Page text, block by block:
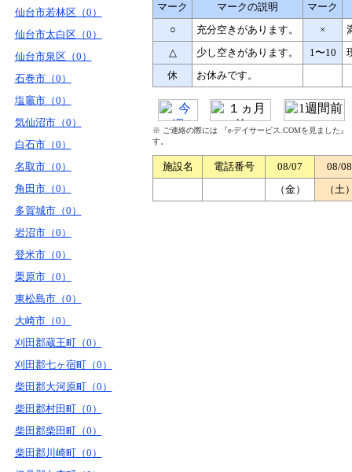
仙台市若林区（0）
仙台市太白区（0）
仙台市泉区（0）
石巻市（0）
塩竈市（0）
気仙沼市（0）
白石市（0）
名取市（0）
角田市（0）
多賀城市（0）
岩沼市（0）
登米市（0）
栗原市（0）
東松島市（0）
大崎市（0）
刈田郡蔵王町（0）
刈田郡七ヶ宿町（0）
柴田郡大河原町（0）
柴田郡村田町（0）
柴田郡柴田町（0）
柴田郡川崎町（0）
マーク マークの説明
マーク
○
充分空きがあります。 ×
△
少し空きがあります。 1〜10
休
お休みです。
※ ご連絡の際には 『e-デイサービス.COMを見ました
す。
施設名 電話番号 08/07
08/08
（金）
（土